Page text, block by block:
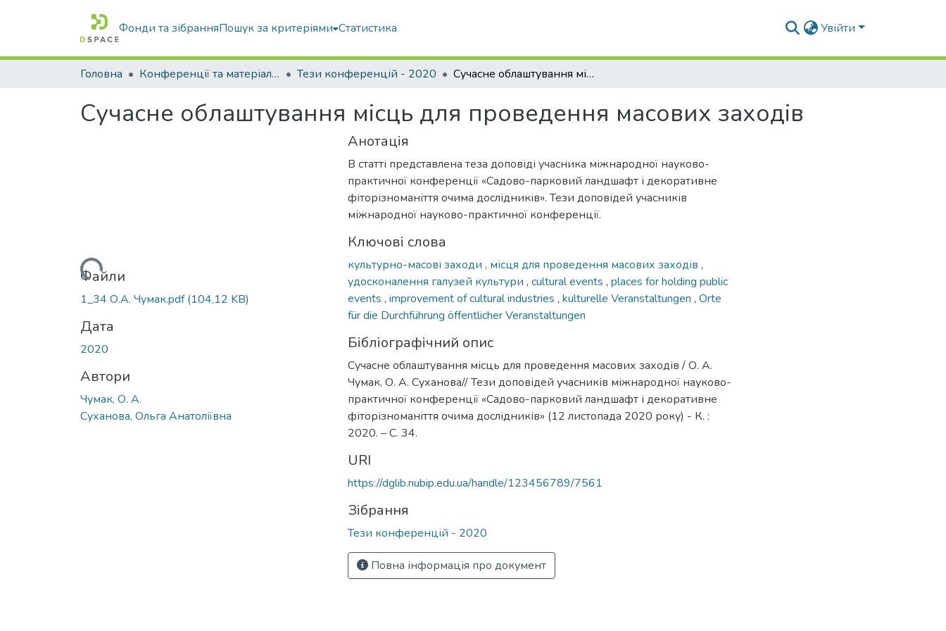
Фонди та зібранняПошук за критеріями Статистика Увійти
Головна Конференції та матеріали конференцій Тези конференцій - 2020 Сучасне облаштування місць для проведення масових заходів
Сучасне облаштування місць для проведення масових заходів
Вантажиться...Файли
1_34 О.А. Чумак.pdf(104,12 KB)
Дата
2020
Автори
Чумак, О. А.
Суханова, Ольга Анатоліївна
Анотація
В статті представлена теза доповіді учасника міжнародної науково-
практичної конференції «Садово-парковий ландшафт і декоративне
фіторізноманіття очима дослідників». Тези доповідей учасників
міжнародної науково-практичної конференції.
Ключові слова
культурно-масові заходи , місця для проведення масових заходів ,
удосконалення галузей культури , cultural events , places for holding public
events , improvement of cultural industries , kulturelle Veranstaltungen , Orte
für die Durchführung öffentlicher Veranstaltungen
Бібліографічний опис
Сучасне облаштування місць для проведення масових заходів / О. А.
Чумак, О. А. Суханова// Тези доповідей учасників міжнародної науково-
практичної конференції «Садово-парковий ландшафт і декоративне
фіторізноманіття очима дослідників» (12 листопада 2020 року) - К. :
2020. – С. 34.
URI
https://dglib.nubip.edu.ua/handle/123456789/7561
Зібрання
Тези конференцій - 2020
Повна інформація про документ